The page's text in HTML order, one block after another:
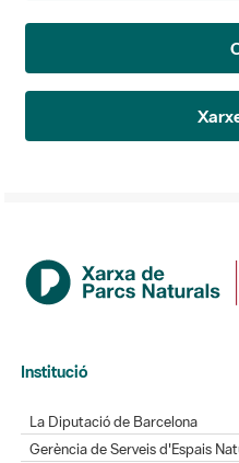
Institució
La Diputació de Barcelona
Gerència de Serveis d'Espais